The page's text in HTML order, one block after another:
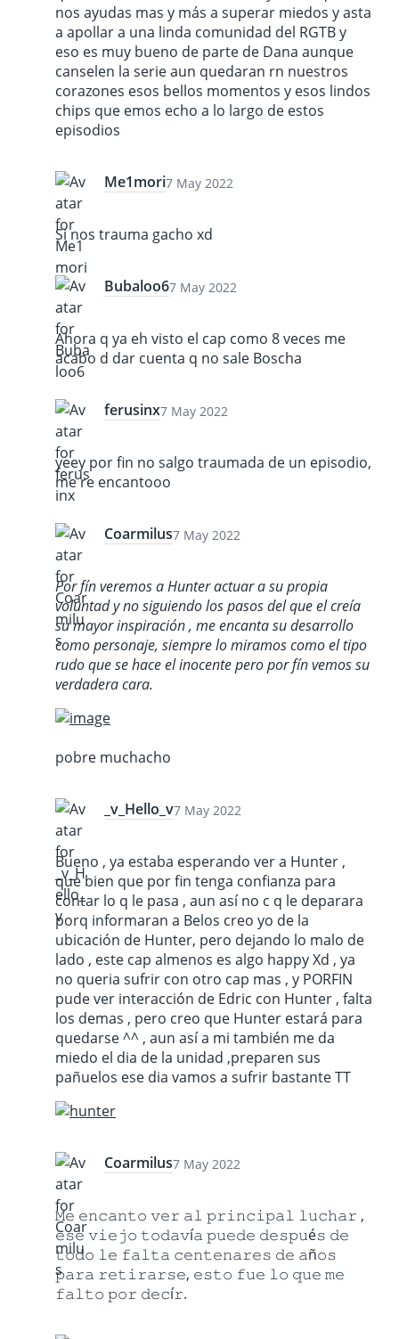
nos ayudas mas y más a superar miedos y asta
a apollar a una linda comunidad del RGTB y
eso es muy bueno de parte de Dana aunque
canselen la serie aun quedaran rn nuestros
corazones esos bellos momentos y esos lindos
chips que emos echo a lo largo de estos
episodios
Me1mori7 May 2022
Si nos trauma gacho xd
Bubaloo67 May 2022
Ahora q ya eh visto el cap como 8 veces me
acabo d dar cuenta q no sale Boscha
ferusinx7 May 2022
yeey por fin no salgo traumada de un episodio,
me re encantooo
Coarmilus7 May 2022
Por fín veremos a Hunter actuar a su propia
voluntad y no siguiendo los pasos del que el creía
su mayor inspiración , me encanta su desarrollo
como personaje, siempre lo miramos como el tipo
rudo que se hace el inocente pero por fín vemos su
verdadera cara.
pobre muchacho
_v_Hello_v7 May 2022
Bueno , ya estaba esperando ver a Hunter ,
que bien que por fin tenga confianza para
contar lo q le pasa , aun así no c q le deparara
porq informaran a Belos creo yo de la
ubicación de Hunter, pero dejando lo malo de
lado , este cap almenos es algo happy Xd , ya
no queria sufrir con otro cap mas , y PORFIN
pude ver interacción de Edric con Hunter , falta
los demas , pero creo que Hunter estará para
quedarse ^^ , aun así a mi también me da
miedo el dia de la unidad ,preparen sus
pañuelos ese dia vamos a sufrir bastante TT
Coarmilus7 May 2022
𝙼𝚎 𝚎𝚗𝚌𝚊𝚗𝚝𝚘 𝚟𝚎𝚛 𝚊𝚕 𝚙𝚛𝚒𝚗𝚌𝚒𝚙𝚊𝚕 𝚕𝚞𝚌𝚑𝚊𝚛 ,
𝚎𝚜𝚎 𝚟𝚒𝚎𝚓𝚘 𝚝𝚘𝚍𝚊𝚟í𝚊 𝚙𝚞𝚎𝚍𝚎 𝚍𝚎𝚜𝚙𝚞é𝚜 𝚍𝚎
𝚝𝚘𝚍𝚘 𝚕𝚎 𝚏𝚊𝚕𝚝𝚊 𝚌𝚎𝚗𝚝𝚎𝚗𝚊𝚛𝚎𝚜 𝚍𝚎 𝚊ñ𝚘𝚜
𝚙𝚊𝚛𝚊 𝚛𝚎𝚝𝚒𝚛𝚊𝚛𝚜𝚎, 𝚎𝚜𝚝𝚘 𝚏𝚞𝚎 𝚕𝚘 𝚚𝚞𝚎 𝚖𝚎
𝚏𝚊𝚕𝚝𝚘 𝚙𝚘𝚛 𝚍𝚎𝚌í𝚛.